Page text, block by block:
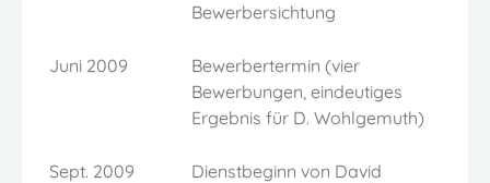
Bewerbersichtung
Juni 2009
Bewerbertermin (vier
Bewerbungen, eindeutiges
Ergebnis für D. Wohlgemuth)
Sept. 2009
Dienstbeginn von David